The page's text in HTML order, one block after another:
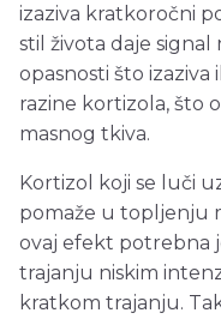
izaziva kratkoročni
stil života daje
opasnosti što izaziva
razine kortizola, što
masnog tkiva.
Kortizol koji se luči
pomaže u topljenju
ovaj efekt potrebna
trajanju niskim
kratkom trajanju.